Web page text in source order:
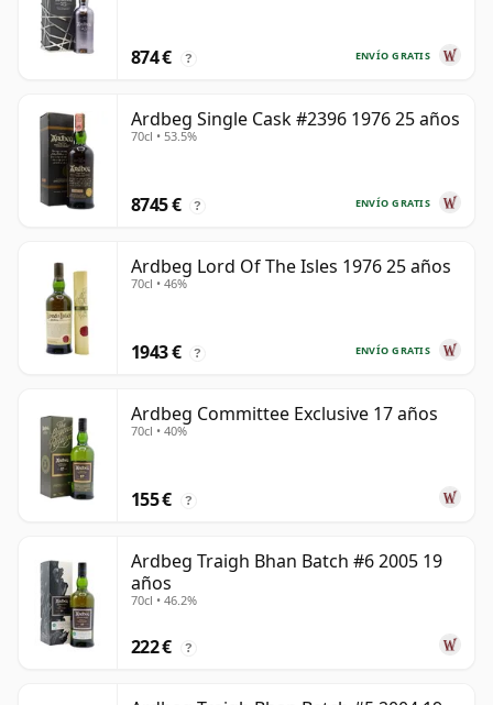
ENVÍO GRATIS
874 € ?
Ardbeg Single Cask #2396 1976 25 años
70cl • 53.5%
ENVÍO GRATIS
8745 € ?
Ardbeg Lord Of The Isles 1976 25 años
70cl • 46%
ENVÍO GRATIS
1943 € ?
Ardbeg Committee Exclusive 17 años
70cl • 40%
155 € ?
Ardbeg Traigh Bhan Batch #6 2005 19
años
70cl • 46.2%
222 € ?